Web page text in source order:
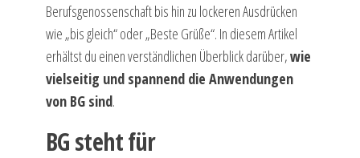
Berufsgenossenschaft bis hin zu lockeren Ausdrücken
wie „bis gleich“ oder „Beste Grüße“. In diesem Artikel
erhältst du einen verständlichen Überblick darüber,wie
vielseitig und spannend die Anwendungen
von BG sind.
BG steht für